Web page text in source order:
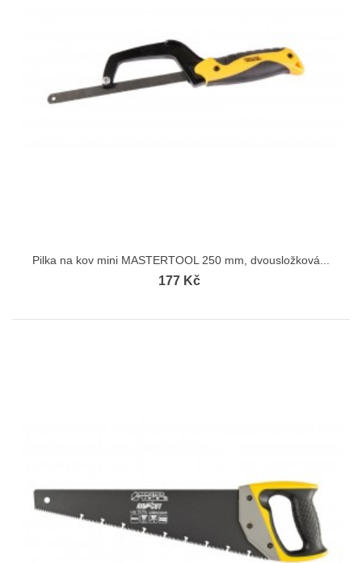
Pilka na kov mini MASTERTOOL 250 mm, dvousložková...
177 Kč